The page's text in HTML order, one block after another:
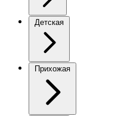
Детская
Прихожая